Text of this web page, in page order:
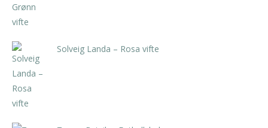
Solveig Landa – Rosa vifte